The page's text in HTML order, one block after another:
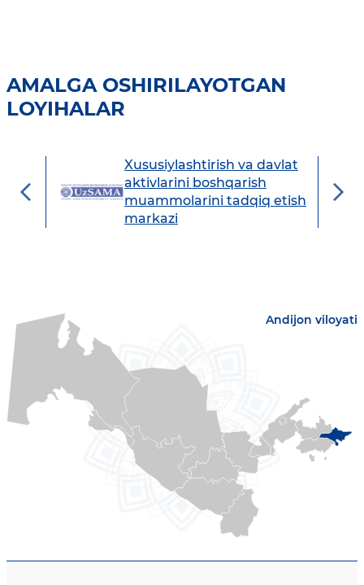
AMALGA OSHIRILAYOTGAN
LOYIHALAR
Xususiylashtirish va davlat
aktivlarini boshqarish
muammolarini tadqiq etish
markazi
Andijon viloyati